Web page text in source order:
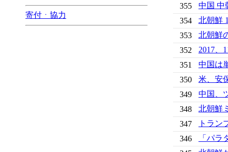
寄付ㆍ協力
355
中国 中
354
北朝鮮
353
北朝鮮
352
2017、
351
中国は
350
米、安
349
中国、
348
北朝鮮
347
トラ
346
「パ